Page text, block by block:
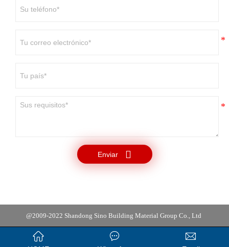
Enviar 
@2009-2022 Shandong Sino Building Material Group Co., Ltd
  